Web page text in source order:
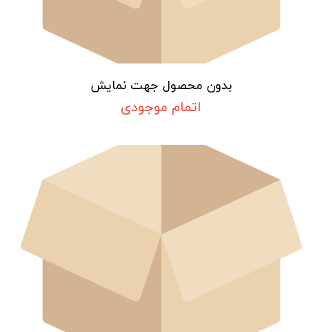
بدون محصول جهت نمایش
اتمام موجودی